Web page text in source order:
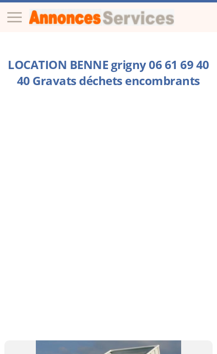
LOCATION BENNE grigny 06 61 69 40
40 Gravats déchets encombrants